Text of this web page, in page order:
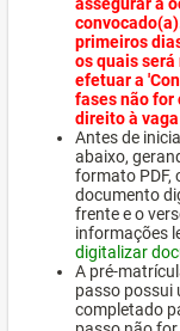
primeiros
os quais
efetuar a
fases não for
direito à
Antes de
abaixo,
formato PDF,
documento
frente e o
informações
digitalizar
A pré-
passo possui
completado